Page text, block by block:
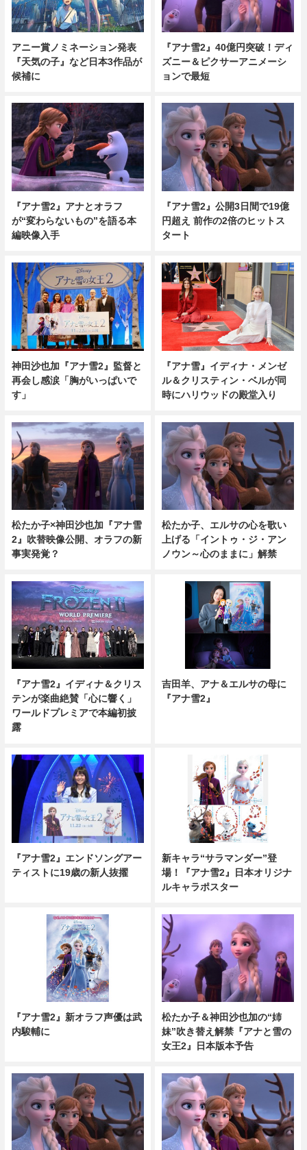
アニー賞ノミネーション発表
『天気の子』など日本3作品が
候補に
『アナ雪2』40億円突破！ディ
ズニー＆ピクサーアニメーシ
ョンで最短
『アナ雪2』アナとオラフ
が“変わらないもの”を語る本
編映像入手
『アナ雪2』公開3日間で19億
円超え 前作の2倍のヒットス
タート
神田沙也加『アナ雪2』監督と
再会し感涙「胸がいっぱいで
す」
『アナ雪』イディナ・メンゼ
ル＆クリスティン・ベルが同
時にハリウッドの殿堂入り
松たか子×神田沙也加『アナ雪
2』吹替映像公開、オラフの新
事実発覚？
松たか子、エルサの心を歌い
上げる「イントゥ・ジ・アン
ノウン～心のままに」解禁
『アナ雪2』イディナ＆クリス
テンが楽曲絶賛「心に響く」
ワールドプレミアで本編初披
露
吉田羊、アナ＆エルサの母に
『アナ雪2』
『アナ雪2』エンドソングアー
ティストに19歳の新人抜擢
新キャラ“サラマンダー”登
場！『アナ雪2』日本オリジナ
ルキャラポスター
『アナ雪2』新オラフ声優は武
内駿輔に
松たか子＆神田沙也加の“姉
妹”吹き替え解禁『アナと雪の
女王2』日本版本予告